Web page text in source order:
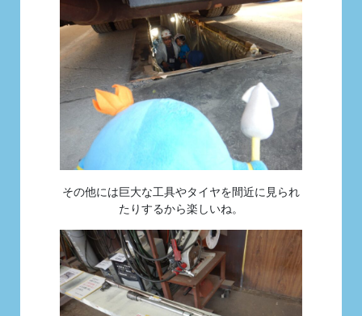
その他には巨大な工具やタイヤを間近に見られ
たりするから楽しいね。